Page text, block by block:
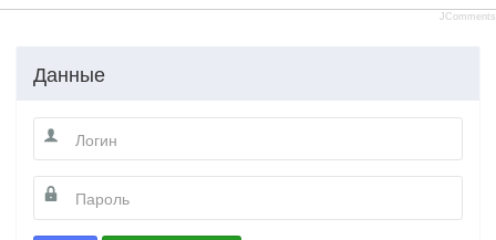
JComments
Данные